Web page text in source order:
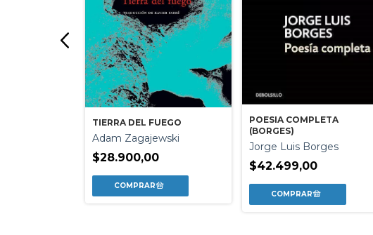
TIERRA DEL FUEGO
Adam Zagajewski
$28.900,00
POESIA COMPLETA
(BORGES)
Jorge Luis Borges
$42.499,00